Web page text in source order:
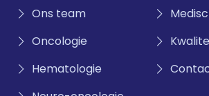
Ons team
Oncologie
Hematologie